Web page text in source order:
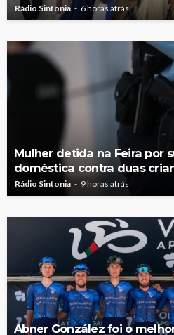
Rádio Sintonia 6 horas atrás
Mulher detida na Feira por
doméstica contra duas
Rádio Sintonia 9 horas atrás
Abner González foi o